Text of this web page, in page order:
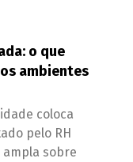
o que
ambientes
coloca
pelo RH
sobre